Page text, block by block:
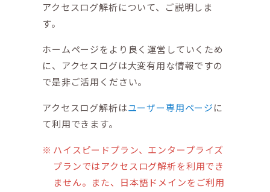
アクセスログ解析について、ご説明しま
す。
ホームページをより良く運営していくため
に、アクセスログは大変有用な情報ですの
で是非ご活用ください。
アクセスログ解析はユーザー専用ページに
て利用できます。
ハイスピードプラン、エンタープライズ
プランではアクセスログ解析を利用でき
ません。また、日本語ドメインをご利用